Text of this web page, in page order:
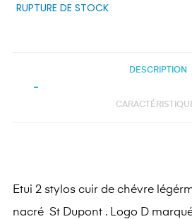
RUPTURE DE STOCK
DESCRIPTION
Etui 2 stylos cuir de chévre
nacré St Dupont . Logo D